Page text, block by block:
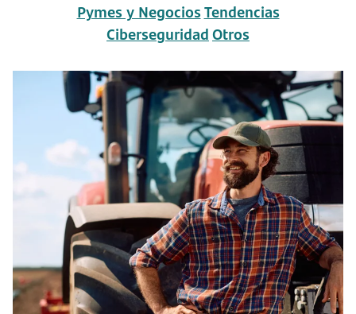
Pymes y Negocios Tendencias
Ciberseguridad Otros